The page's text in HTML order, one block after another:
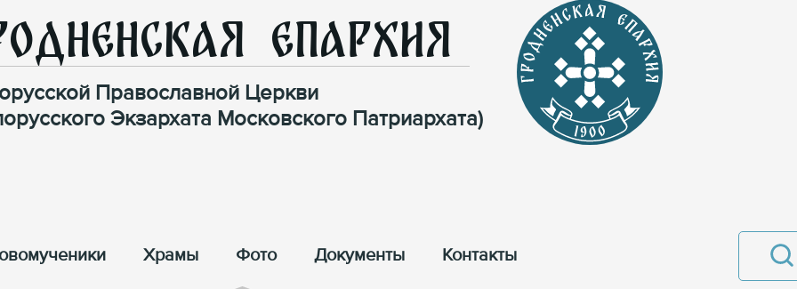
Епархия
Православной Церкви
Экзархата Московского Патриархата)
Храмы Фото Документы Контакты